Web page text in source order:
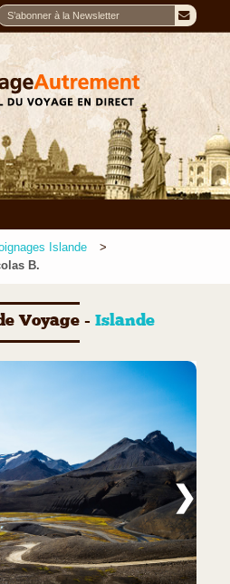
Islande
B.
Voyage - Islande
❯